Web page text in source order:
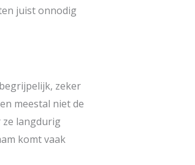
juist onnodig
zeker
meestal niet de
ze langdurig
komt vaak